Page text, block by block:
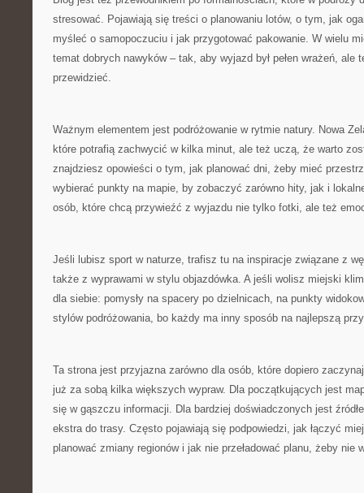
stresować. Pojawiają się treści o planowaniu lotów, o tym, jak
myśleć o samopoczuciu i jak przygotować pakowanie. W wielu
temat dobrych nawyków – tak, aby wyjazd był pełen wrażeń,
przewidzieć.
Ważnym elementem jest podróżowanie w rytmie natury. Nowa
które potrafią zachwycić w kilka minut, ale też uczą, że warto
znajdziesz opowieści o tym, jak planować dni, żeby mieć
wybierać punkty na mapie, by zobaczyć zarówno hity, jak i
osób, które chcą przywieźć z wyjazdu nie tylko fotki, ale też
Jeśli lubisz sport w naturze, trafisz tu na inspiracje związane z
także z wyprawami w stylu objazdówka. A jeśli wolisz miejski
dla siebie: pomysły na spacery po dzielnicach, na punkty
stylów podróżowania, bo każdy ma inny sposób na najlepszą
Ta strona jest przyjazna zarówno dla osób, które dopiero
już za sobą kilka większych wypraw. Dla początkujących jest
się w gąszczu informacji. Dla bardziej doświadczonych jest
ekstra do trasy. Często pojawiają się podpowiedzi, jak łączyć
planować zmiany regionów i jak nie przeładować planu, żeby nie